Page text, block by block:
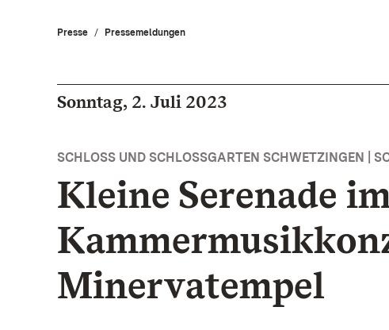
Presse Pressemeldungen
Sonntag, 2. Juli 2023
SCHLOSS UND SCHLOSSGARTEN SCHWETZINGEN |
Kleine Serenade
Minervatempel